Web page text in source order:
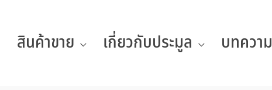
สินค้าขาย เกี่ยวกับประมูล บทความ